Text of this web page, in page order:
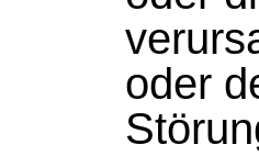
oder